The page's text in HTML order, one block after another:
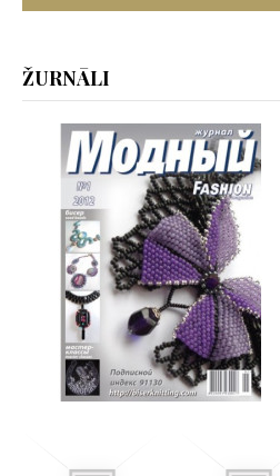
ŽURNĀLI